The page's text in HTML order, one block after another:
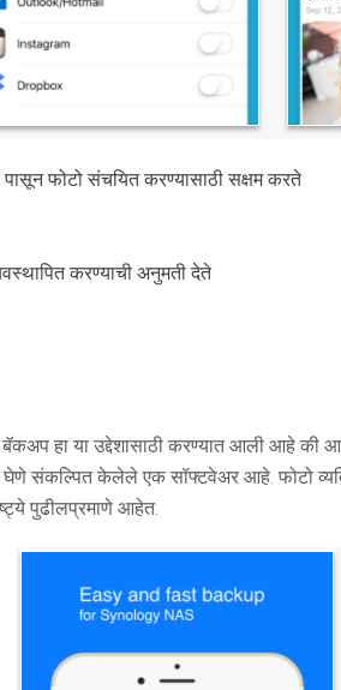
फोटो संचयित करण्यासाठी सक्षम करते
करण्याची अनुमती देते
हा या उद्देशासाठी करण्यात आली आहे की
संकल्पित केलेले एक सॉफ्टवेअर आहे. फोटो
पुढीलप्रमाणे आहेत.